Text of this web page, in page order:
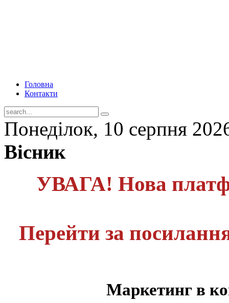
Головна
Контакти
Понеділок, 10 серпня
Вісник
УВАГА! Нова
Перейти за
Маркетинг в